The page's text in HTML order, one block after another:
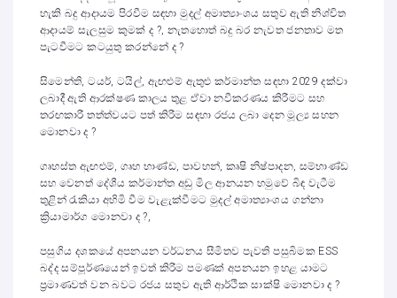
හැකි බදු ආදායම පිරවීම සඳහා මුදල් අමාත්‍යාංශය සතුව ඇති නිශ්චිත
ආදායම් සැලසුම කුමක් ද ?, නැතහොත් බදු බර නැවත ජනතාව මත
පැටවීමට කටයුතු කරන්නේ ද ?
සිමෙන්ති, ටයර්, ටයිල්, ඇඟළුම් ඇතුළු කර්මාන්ත සඳහා 2029 දක්වා
ලබාදී ඇති ආරක්ෂණ කාලය තුළ ඒවා නවීකරණය කිරීමට සහ
තරඟකාරී තත්ත්වයට පත් කිරීම සඳහා රජය ලබා දෙන මූල්‍ය සහන
මොනවා ද ?
ගෘහස්ත ඇඟළුම්, ගෘහ භාණ්ඩ, පාවහන්, කෘෂි නිෂ්පාදන, සම්භාණ්ඩ
සහ වෙනත් දේශීය කර්මාන්ත අඩු මිල ආනයන හමුවේ බිඳ වැටීම
තුළින් රැකියා අහිමි වීම වැළැක්වීමට මුදල් අමාත්‍යාංශය ගන්නා
ක්‍රියාමාර්ග මොනවා ද ?,
පසුගිය දශකයේ අපනයන වර්ධනය සීමිතව පැවති පසුබිමක ESS
බද්ද සම්පූර්ණයෙන් ඉවත් කිරීම පමණක් අපනයන ඉහළ යාමට
ප්‍රමාණවත් වන බවට රජය සතුව ඇති ආර්ථික සාක්ෂි මොනවා ද ?